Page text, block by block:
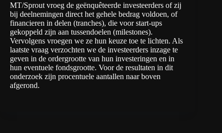
MT/Sprout vroeg de geënquêteerde investeerders of zij
bij deelnemingen direct het gehele bedrag voldoen, of
financieren in delen (tranches), die voor start-ups
gekoppeld zijn aan tussendoelen (milestones).
Vervolgens vroegen we ze hun keuze toe te lichten. Als
laatste vraag verzochten we de investeerders inzage te
geven in de ordergrootte van hun investeringen en in
hun eventuele fondsgrootte. Voor de resultaten in dit
onderzoek zijn procentuele aantallen naar boven
afgerond.